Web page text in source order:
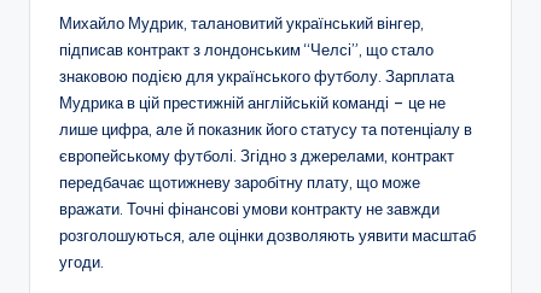
Михайло Мудрик, талановитий український вінгер,
підписав контракт з лондонським “Челсі”, що стало
знаковою подією для українського футболу. Зарплата
Мудрика в цій престижній англійській команді – це не
лише цифра, але й показник його статусу та потенціалу в
європейському футболі. Згідно з джерелами, контракт
передбачає щотижневу заробітну плату, що може
вражати. Точні фінансові умови контракту не завжди
розголошуються, але оцінки дозволяють уявити масштаб
угоди.